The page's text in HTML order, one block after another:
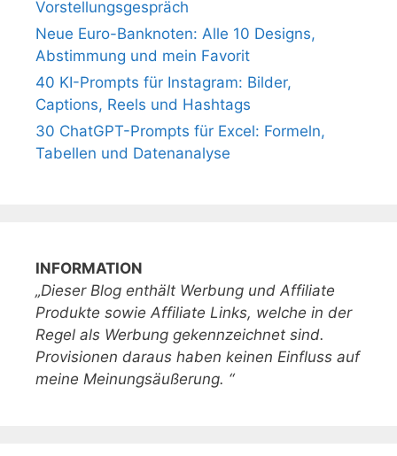
Vorstellungsgespräch
Neue Euro-Banknoten: Alle 10 Designs,
Abstimmung und mein Favorit
40 KI-Prompts für Instagram: Bilder,
Captions, Reels und Hashtags
30 ChatGPT-Prompts für Excel: Formeln,
Tabellen und Datenanalyse
INFORMATION
„Dieser Blog enthält Werbung und Affiliate
Produkte sowie Affiliate Links, welche in der
Regel als Werbung gekennzeichnet sind.
Provisionen daraus haben keinen Einfluss auf
meine Meinungsäußerung. “